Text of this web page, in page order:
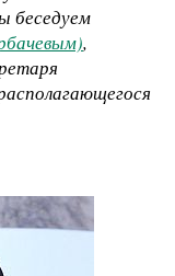
беседуем
,